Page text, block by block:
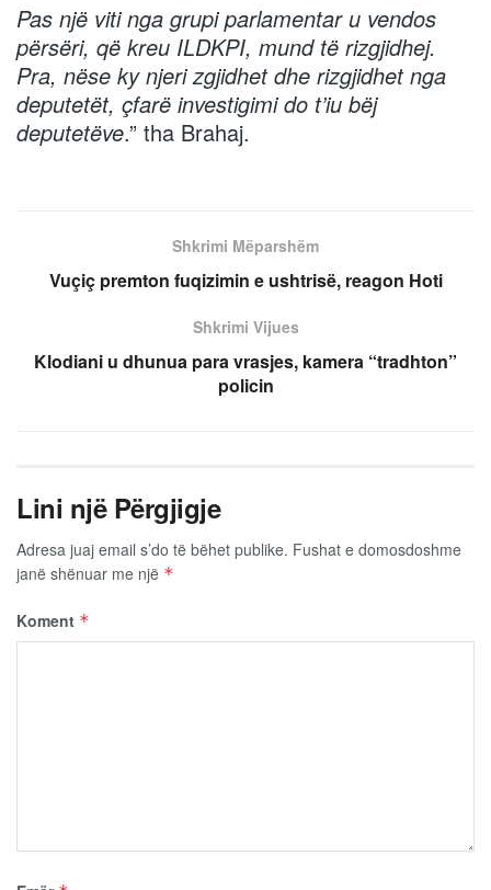
Pas një viti nga grupi parlamentar u vendos
përsëri, që kreu ILDKPI, mund të rizgjidhej.
Pra, nëse ky njeri zgjidhet dhe rizgjidhet nga
deputetët, çfarë investigimi do t’iu bëj
deputetëve.” tha Brahaj.
Shkrimi Mëparshëm
Vuçiç premton fuqizimin e ushtrisë, reagon Hoti
Shkrimi Vijues
Klodiani u dhunua para vrasjes, kamera “tradhton”
policin
Lini një Përgjigje
Adresa juaj email s’do të bëhet publike. Fushat e domosdoshme
janë shënuar me një *
Koment *